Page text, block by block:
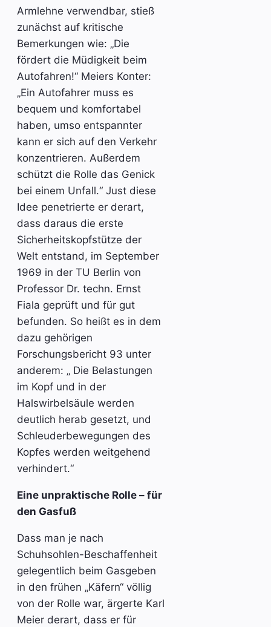
Armlehne verwendbar, stieß
zunächst auf kritische
Bemerkungen wie: „Die
fördert die Müdigkeit beim
Autofahren!“ Meiers Konter:
„Ein Autofahrer muss es
bequem und komfortabel
haben, umso entspannter
kann er sich auf den Verkehr
konzentrieren. Außerdem
schützt die Rolle das Genick
bei einem Unfall.“ Just diese
Idee penetrierte er derart,
dass daraus die erste
Sicherheitskopfstütze der
Welt entstand, im September
1969 in der TU Berlin von
Professor Dr. techn. Ernst
Fiala geprüft und für gut
befunden. So heißt es in dem
dazu gehörigen
Forschungsbericht 93 unter
anderem: „ Die Belastungen
im Kopf und in der
Halswirbelsäule werden
deutlich herab gesetzt, und
Schleuderbewegungen des
Kopfes werden weitgehend
verhindert.“
Eine unpraktische Rolle – für
den Gasfuß
Dass man je nach
Schuhsohlen-Beschaffenheit
gelegentlich beim Gasgeben
in den frühen „Käfern“ völlig
von der Rolle war, ärgerte Karl
Meier derart, dass er für